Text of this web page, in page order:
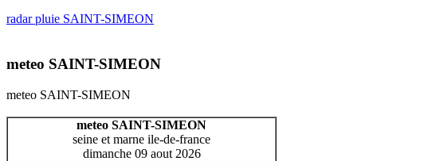
radar pluie SAINT-SIMEON
meteo SAINT-SIMEON
meteo SAINT-SIMEON
meteo SAINT-SIMEON
seine et marne ile-de-france
dimanche 09 aout 2026